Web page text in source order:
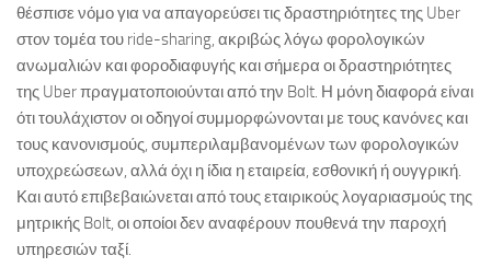
θέσπισε νόμο για να απαγορεύσει τις δραστηριότητες της Uber
στον τομέα του ride-sharing, ακριβώς λόγω φορολογικών
ανωμαλιών και φοροδιαφυγής και σήμερα οι δραστηριότητες
της Uber πραγματοποιούνται από την Bolt. Η μόνη διαφορά είναι
ότι τουλάχιστον οι οδηγοί συμμορφώνονται με τους κανόνες και
τους κανονισμούς, συμπεριλαμβανομένων των φορολογικών
υποχρεώσεων, αλλά όχι η ίδια η εταιρεία, εσθονική ή ουγγρική.
Και αυτό επιβεβαιώνεται από τους εταιρικούς λογαριασμούς της
μητρικής Bolt, οι οποίοι δεν αναφέρουν πουθενά την παροχή
υπηρεσιών ταξί.